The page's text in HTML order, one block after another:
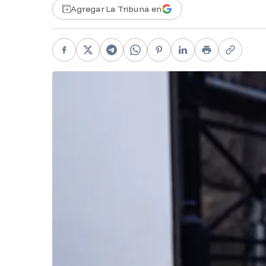
Agregar La Tribuna en
Facebook
X TelegramWhatsApp
PinterestLinkedIn
PrintCopy